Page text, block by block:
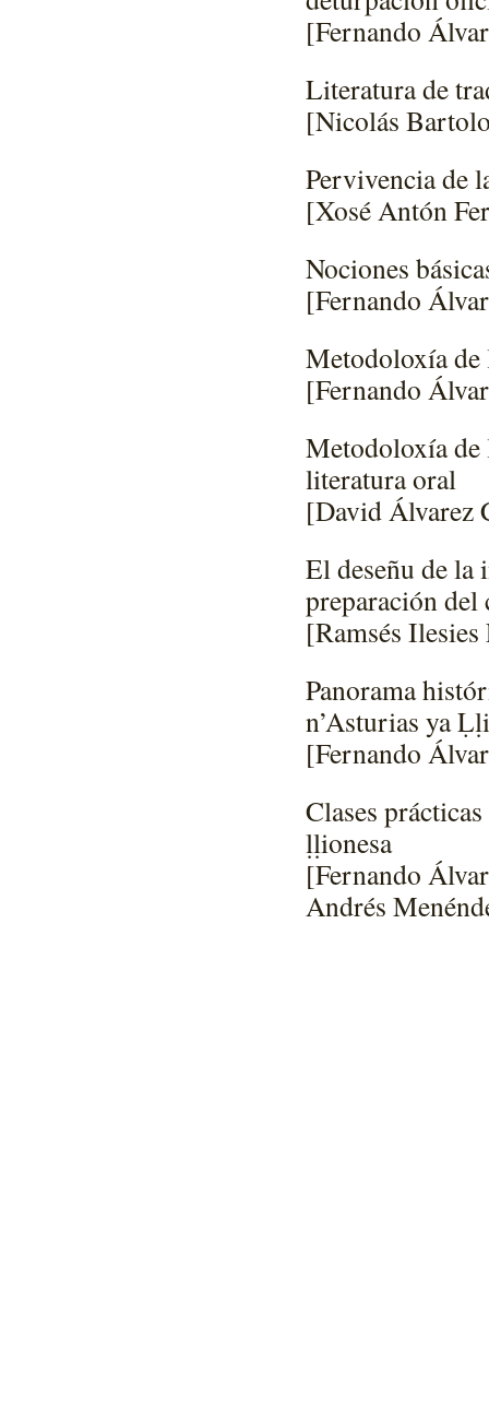
[Fernando
Literatura de
[Nicolás
Pervivencia de
[Xosé Antón
Nociones
[Fernando
Metodoloxía de
[Fernando
Metodoloxía de
literatura oral
[David Álvarez
El deseñu de la
preparación del
[Ramsés
Panorama
n’Asturias ya
[Fernando
Clases
ḷḷionesa
[Fernando
Andrés